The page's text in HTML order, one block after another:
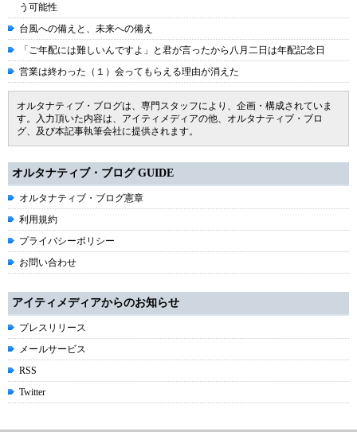
う可能性
台風への備えと、未来への備え
「ご年配には難しいんですよ」と君が言ったから八月二日は年配記念日
営業は終わった（１）会ってもらえる理由が消えた
オルタナティブ・ブログは、専門スタッフにより、企画・構成されていま
す。入力頂いた内容は、アイティメディアの他、オルタナティブ・ブロ
グ、及び本記事執筆会社に提供されます。
オルタナティブ・ブログ GUIDE
オルタナティブ・ブログ憲章
利用規約
プライバシーポリシー
お問い合わせ
アイティメディアからのお知らせ
プレスリリース
メールサービス
RSS
Twitter